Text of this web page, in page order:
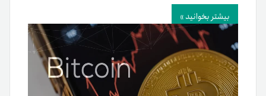
بیشتر بخوانید »